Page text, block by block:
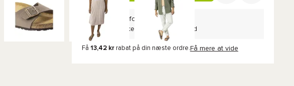
60 dages fortrydelsesret
Gælder ikke for kampagnetilbud
Få 13,42 kr rabat på din næste ordre. Få mere at vide